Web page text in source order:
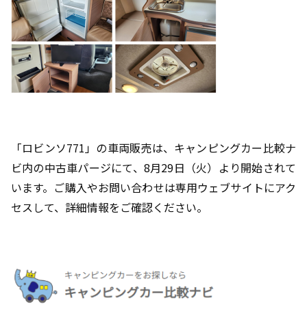
「ロビンソ771 」の車両販売は、キャンピングカー比較ナ
ビ内の中古車パージにて、 8月29日（火）より開始されて
います。ご購入やお問い合わせは専用ウェブサイトにアク
セスして、詳細情報をご確認ください。